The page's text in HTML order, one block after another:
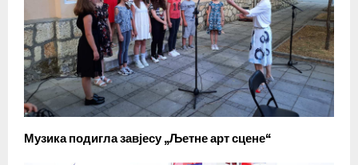
Музика подигла завјесу „Љетне арт сцене“